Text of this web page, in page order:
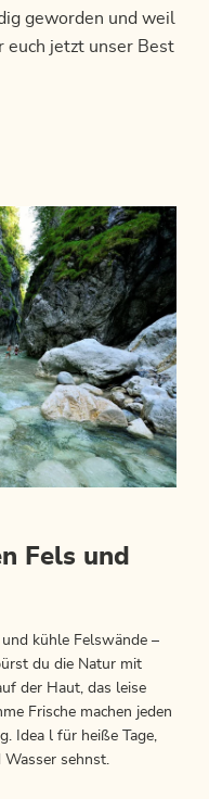
geworden und weil
euch jetzt unser Best
Fels und
und kühle Felswände –
du die Natur mit
der Haut, das leise
Frische machen jeden
Idea l für heiße Tage,
sehnst.